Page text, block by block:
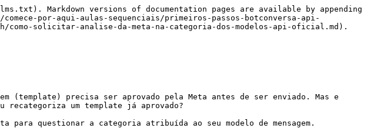
Markdown versions of documentation pages are available by appending
por-aqui-aulas-sequenciais/primeiros-passos-botconversa-api-
como-solicitar-analise-da-meta-na-categoria-dos-modelos-api-oficial.md).
(template) precisa ser aprovado pela Meta antes de ser enviado. Mas e
recategoriza um template já aprovado?
questionar a categoria atribuída ao seu modelo de mensagem.